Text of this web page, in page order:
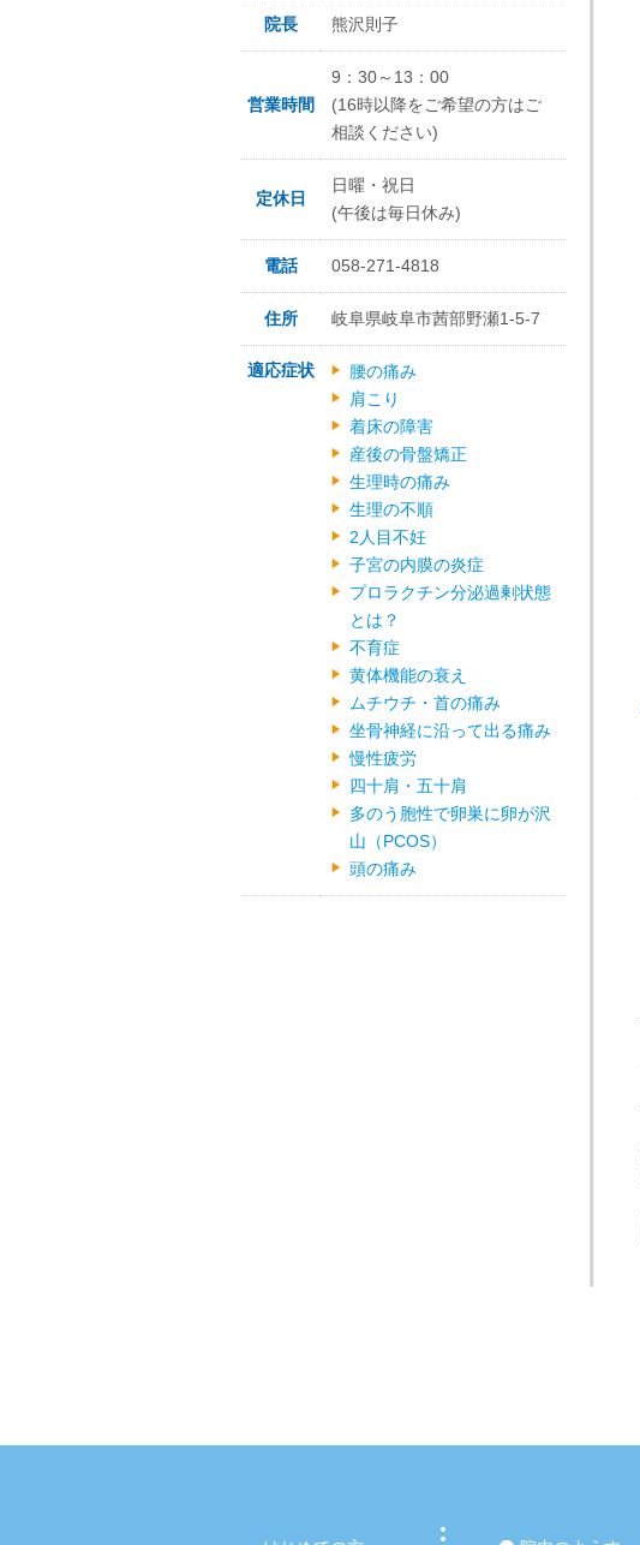
院長 熊沢則子
営業時間
9：30～13：00
(16時以降をご希望の方はご
相談ください)
定休日
日曜・祝日
(午後は毎日休み)
電話 058-271-4818
住所 岐阜県岐阜市茜部野瀬1-5-7
適応症状
腰の痛み
肩こり
着床の障害
産後の骨盤矯正
生理時の痛み
生理の不順
2人目不妊
子宮の内膜の炎症
プロラクチン分泌過剰状態
とは？
不育症
黄体機能の衰え
ムチウチ・首の痛み
坐骨神経に沿って出る痛み
慢性疲労
四十肩・五十肩
多のう胞性で卵巣に卵が沢
山（PCOS）
頭の痛み